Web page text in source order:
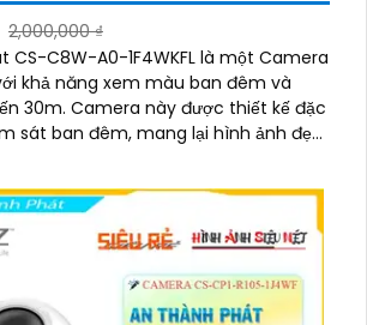
2,000,000 ₫
CS-C8W-A0-1F4WKFL là một Camera
khả năng xem màu ban đêm và
thiết kế đặc
sát ban đêm, mang lại hình ảnh đẹp